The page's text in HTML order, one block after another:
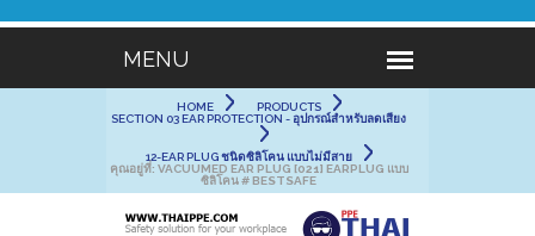
HOME
PRODUCTS
SECTION 03 EAR PROTECTION - อุปกรณ์สำหรับลดเสียง
12-EAR PLUG ชนิดซิลิโคน แบบไม่มีสาย
คุณอยู่ที่: VACUUMED EAR PLUG [021] EARPLUG แบบ
ซิลิโคน # BESTSAFE